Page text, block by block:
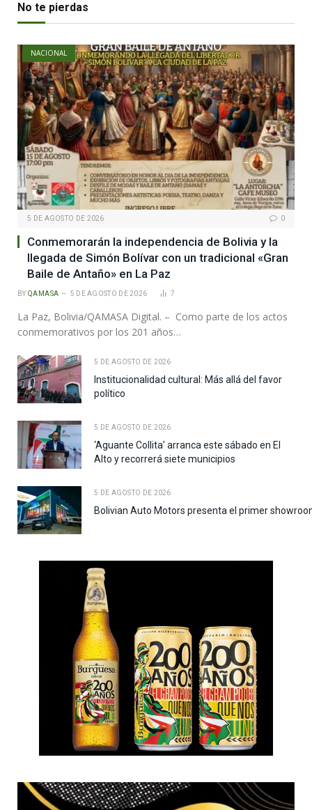
No te pierdas
NACIONAL
5 DE AGOSTO DE 2026 0
Conmemorarán la independencia de Bolivia y la
llegada de Simón Bolívar con un tradicional «Gran
Baile de Antaño» en La Paz
BY QAMASA 5 DE AGOSTO DE 2026 7
La Paz, Bolivia/QAMASA Digital. – Como parte de los actos
conmemorativos por los 201 años…
5 DE AGOSTO DE 2026
Institucionalidad cultural: Más allá del favor
político
5 DE AGOSTO DE 2026
‘Aguante Collita’ arranca este sábado en El
Alto y recorrerá siete municipios
5 DE AGOSTO DE 2026
Bolivian Auto Motors presenta el primer